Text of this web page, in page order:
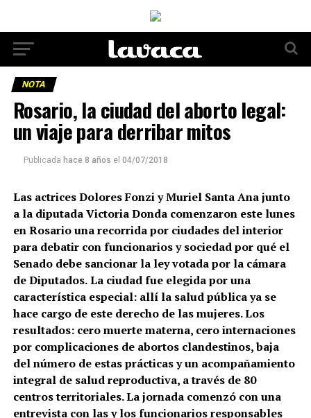
NOTA
Rosario, la ciudad del aborto legal:
un viaje para derribar mitos
Publicada hace 8 años el 04/07/2018
Las actrices Dolores Fonzi y Muriel Santa Ana junto
a la diputada Victoria Donda comenzaron este lunes
en Rosario una recorrida por ciudades del interior
para debatir con funcionarios y sociedad por qué el
Senado debe sancionar la ley votada por la cámara
de Diputados.La ciudad fue elegida por una
característica especial: allí la salud pública ya se
hace cargo de este derecho de las mujeres. Los
resultados: cero muerte materna, cero internaciones
por complicaciones de abortos clandestinos, baja
del número de estas prácticas y un acompañamiento
integral de salud reproductiva, a través de 80
centros territoriales. La jornada comenzó con una
entrevista con las y los funcionarios responsables